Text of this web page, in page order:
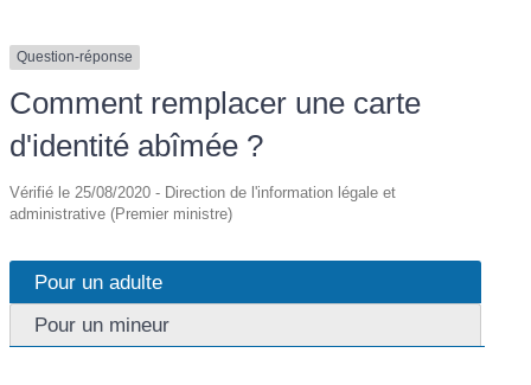
Question-réponse
Comment remplacer une carte
d'identité abîmée ?
Vérifié le 25/08/2020 - Direction de l'information légale et
administrative (Premier ministre)
Pour un adulte
Pour un mineur